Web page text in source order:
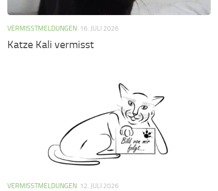
VERMISSTMELDUNGEN 16. JULI 2026
Katze Kali vermisst
VERMISSTMELDUNGEN 12. JULI 2026